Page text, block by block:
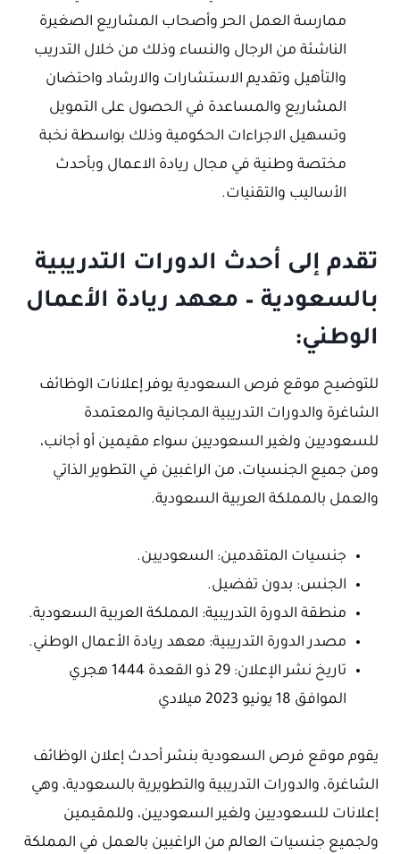
ممارسة العمل الحر وأصحاب المشاريع الصغيرة
الناشئة من الرجال والنساء وذلك من خلال التدريب
والتأهيل وتقديم الاستشارات والارشاد واحتضان
المشاريع والمساعدة في الحصول على التمويل
وتسهيل الاجراءات الحكومية وذلك بواسطة نخبة
مختصة وطنية في مجال ريادة الاعمال وبأحدث
الأساليب والتقنيات.
تقدم إلى أحدث الدورات التدريبية
بالسعودية – معهد ريادة الأعمال
الوطني:
للتوضيح موقع فرص السعودية يوفر إعلانات الوظائف
الشاغرة والدورات التدريبية المجانية والمعتمدة
للسعوديين ولغير السعوديين سواء مقيمين أو أجانب،
ومن جميع الجنسيات، من الراغبين في التطوير الذاتي
والعمل بالمملكة العربية السعودية.
جنسيات المتقدمين: السعوديين.
الجنس: بدون تفضيل.
منطقة الدورة التدريبية: المملكة العربية السعودية.
مصدر الدورة التدريبية: معهد ريادة الأعمال الوطني.
تاريخ نشر الإعلان: 29 ذو القعدة 1444 هجري
الموافق 18 يونيو 2023 ميلادي
يقوم موقع فرص السعودية بنشر أحدث إعلان الوظائف
الشاغرة، والدورات التدريبية والتطويرية بالسعودية، وهي
إعلانات للسعوديين ولغير السعوديين، وللمقيمين
ولجميع جنسيات العالم من الراغبين بالعمل في المملكة